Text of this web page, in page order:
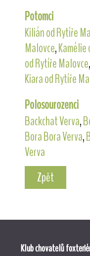
Potomci
Kilián od Rytíře
Malovce,
od Rytíře Malovce,
Kiara od Rytíře
Polosourozenci
Backchat Verva,
Bora Bora Verva,
Verva
Zpět
Klub chovatelů